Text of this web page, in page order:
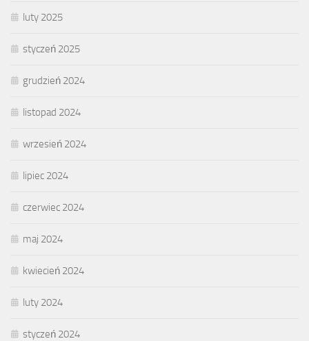
luty 2025
styczeń 2025
grudzień 2024
listopad 2024
wrzesień 2024
lipiec 2024
czerwiec 2024
maj 2024
kwiecień 2024
luty 2024
styczeń 2024